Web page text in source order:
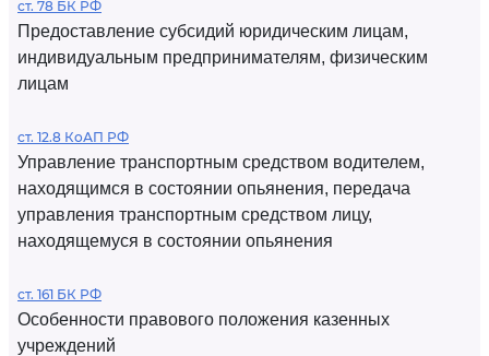
ст. 78 БК РФ
Предоставление субсидий юридическим лицам,
индивидуальным предпринимателям, физическим
лицам
ст. 12.8 КоАП РФ
Управление транспортным средством водителем,
находящимся в состоянии опьянения, передача
управления транспортным средством лицу,
находящемуся в состоянии опьянения
ст. 161 БК РФ
Особенности правового положения казенных
учреждений